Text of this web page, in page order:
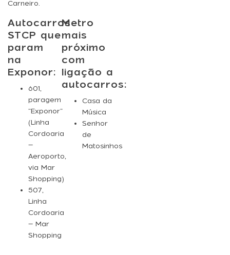
Carneiro.
Autocarros
STCP que
param
na
Exponor:
601,
paragem
“Exponor”
(Linha
Cordoaria
–
Aeroporto,
via Mar
Shopping)
507,
Linha
Cordoaria
– Mar
Shopping
Metro
mais
próximo
com
ligação a
autocarros:
Casa da
Música
Senhor
de
Matosinhos